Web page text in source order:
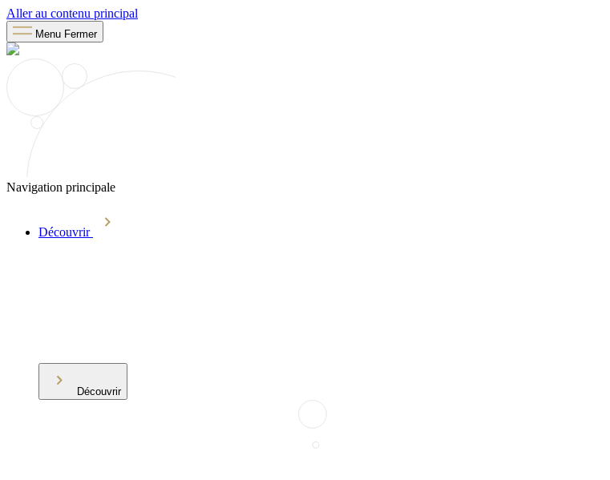
Aller au contenu principal
Menu Fermer
Navigation principale
Découvrir
Découvrir